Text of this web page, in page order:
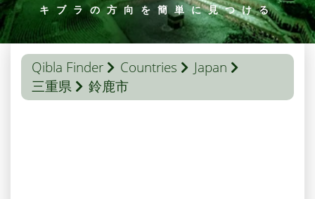
キブラの方向を簡単に見つける
Qibla Finder Countries
Japan
三重県
鈴鹿市